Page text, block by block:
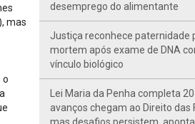
mas
o
desemprego do alimentante
Justiça reconhece paternidade
mortem após exame de DNA
vínculo biológico
Lei Maria da Penha completa
avanços chegam ao Direito das